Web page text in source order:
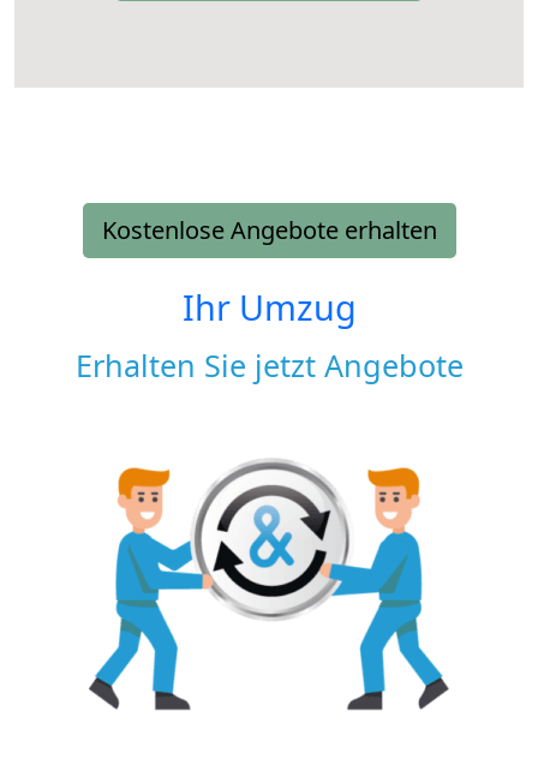
Kostenlose Angebote erhalten
Ihr Umzug
Erhalten Sie jetzt Angebote